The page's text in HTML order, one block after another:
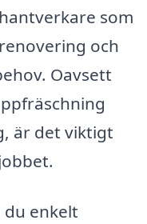
som
och
Oavsett
är det viktigt
enkelt